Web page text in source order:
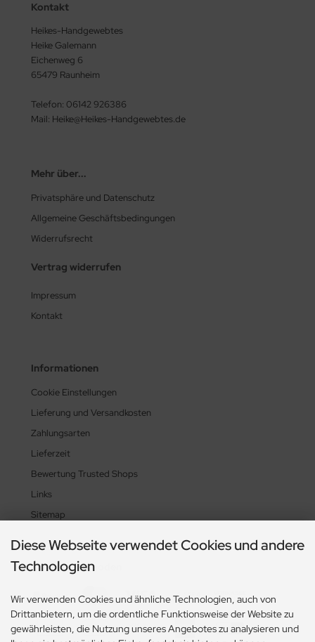
Kontakt
Heikes-Handgewebtes
Heike Galemann
Eichenweg 6
65479 Raunheim
Telefon: 06142 926386
Mail: Heike@Heikes-Handgewebtes.de
Mehr über...
Privatsphäre und Datenschutz
Allgemeine Geschäftsbedingungen
Widerrufsrecht
Vertrag widerrufen
Impressum
Kontakt
Informationen
Cookie Einstellungen
Lieferung und Versandkosten
Zahlungsarten
Lieferzeit
Bewertung Trusted Shops
Links
Sitemap
Zahlungsmethoden
Diese Webseite verwendet Cookies und andere
Technologien
Wir verwenden Cookies und ähnliche Technologien, auch von
Drittanbietern, um die ordentliche Funktionsweise der Website zu
gewährleisten, die Nutzung unseres Angebotes zu analysieren und